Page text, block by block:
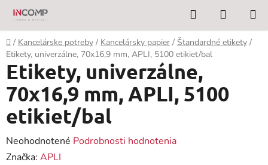
Prejsť
obsah
Hľadať
KOŠÍK
Domov
/ Kancelárske potreby / Kancelársky papier / Štandardné etikety /
Etikety, univerzálne, 70x16,9 mm, APLI, 5100 etikiet/bal
Etikety, univerzálne,
70x16,9 mm, APLI, 5100
etikiet/bal
Priemerné
hodnotenie
Neohodnotené Podrobnosti hodnotenia
Značka: APLI